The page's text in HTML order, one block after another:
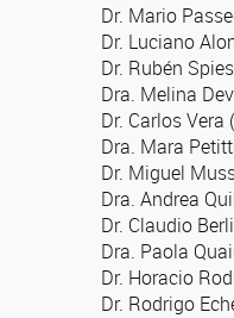
Dr. Mario
Dr. Luciano
Dr. Rubén
Dra. Melina
Dr. Carlos Vera
Dra. Mara
Dr. Miguel
Dra. Andrea
Dr. Claudio
Dra. Paola
Dr. Horacio
Dr. Rodrigo